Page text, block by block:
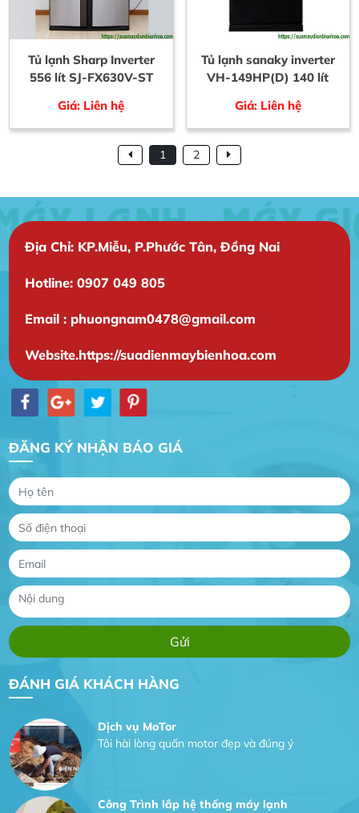
Tủ lạnh Sharp Inverter
556 lít SJ-FX630V-ST
Giá: Liên hệ
Tủ lạnh sanaky inverter
VH-149HP(D) 140 lít
Giá: Liên hệ
1 2
Địa Chỉ: KP.Miễu, P.Phước Tân, Đồng Nai
Hotline: 0907 049 805
Email : phuongnam0478@gmail.com
Website.https://suadienmaybienhoa.com
ĐĂNG KÝ NHẬN BÁO GIÁ
ĐÁNH GIÁ KHÁCH HÀNG
Gia Đình chúng tôi rất hài lòng dịch vụ tại
vụ
Dịch vụ MoTor
Tôi hài lòng quấn motor đẹp và đúng ý
Công Trình lắp hệ thống máy lạnh